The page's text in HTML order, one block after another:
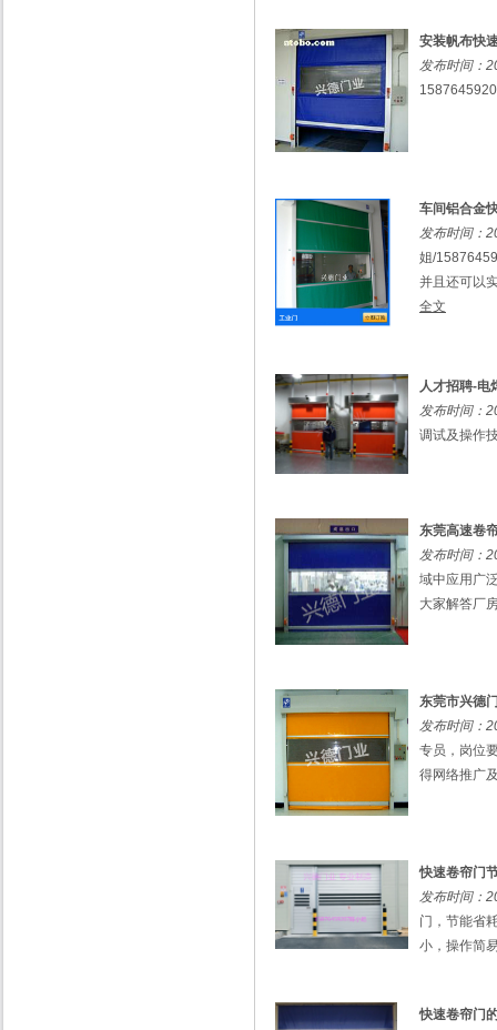
安装帆布快
发布时间：
车间铝合金
发布时间：
姐/
并且还可以
全文
人才招聘-电
发布时间：
调试及操作
东莞高速卷
发布时间：
域中应用广
大家解答厂
东莞市兴德
发布时间：
专员，岗位
得网络推广
快速卷帘门
发布时间：
门，节能省
小，操作简
快速卷帘门